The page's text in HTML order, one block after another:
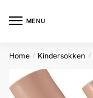
MENU
Home / Kindersokken /